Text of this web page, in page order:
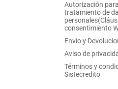
Autorización
tratamiento de
consentimiento
Envío y
Aviso de
Términos y
Sistecredito